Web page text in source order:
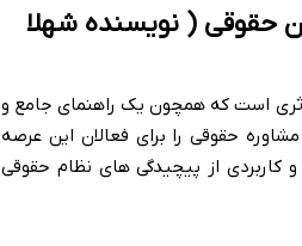
حقوقی ( نویسنده شهلا
است که همچون یک راهنمای جامع و
حقوقی را برای فعالان این عرصه
کاربردی از پیچیدگی های نظام حقوقی